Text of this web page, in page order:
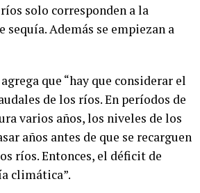
solo corresponden a la
Además se empiezan a
que “hay que considerar el
de los ríos. En períodos de
varios años, los niveles de los
años antes de que se recarguen
ríos. Entonces, el déficit de
climática”.